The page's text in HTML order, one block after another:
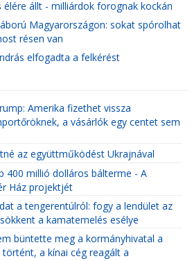
élére állt - milliárdok forognak kockán
Magyarországon: sokat spórolhat
résen van
elfogadta a felkérést
Amerika fizethet vissza
a vásárlók egy centet sem
az együttműködést Ukrajnával
400 millió dolláros bálterme - A
Ház projektjét
a tengerentúlról: fogy a lendület az
a kamatemelés esélye
büntette meg a kormányhivatal a
a kínai cég reagált a